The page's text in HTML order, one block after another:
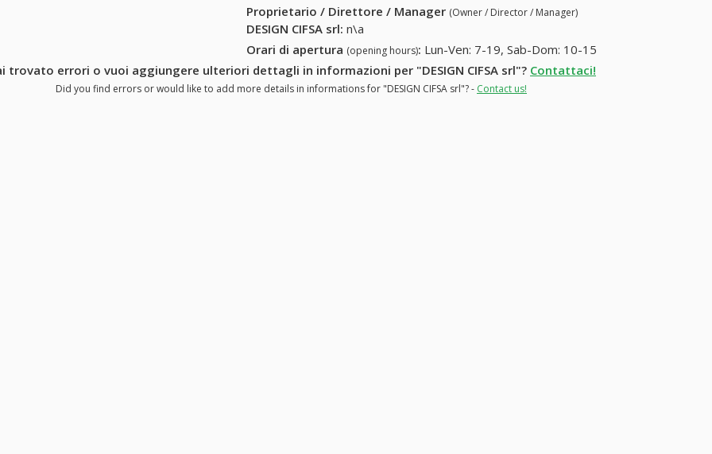
Proprietario / Direttore / Manager (Owner / Director / Manager)
DESIGN CIFSA srl: n\a
Orari di apertura (opening hours): Lun-Ven: 7-19, Sab-Dom: 10-15
trovato errori o vuoi aggiungere ulteriori dettagli in informazioni per "DESIGN CIFSA srl"? Contattaci!
Did you find errors or would like to add more details in informations for "DESIGN CIFSA srl"? - Contact us!